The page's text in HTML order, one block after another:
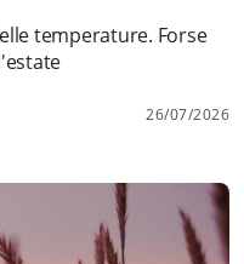
temperature. Forse
26/07/2026